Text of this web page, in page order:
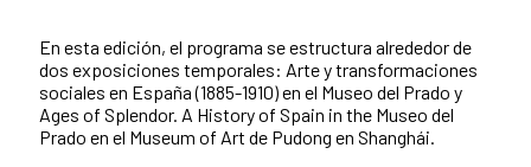
En esta edición, el programa se estructura alrededor de
dos exposiciones temporales: Arte y transformaciones
sociales en España (1885-1910) en el Museo del Prado y
Ages of Splendor. A History of Spain in the Museo del
Prado en el Museum of Art de Pudong en Shanghái.